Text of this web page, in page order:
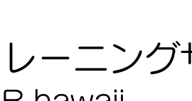
ーニング